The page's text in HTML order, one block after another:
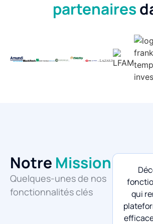
partenaires
Notre Mission
Quelques-unes de nos
fonctionnalités clés
qui